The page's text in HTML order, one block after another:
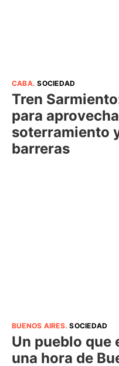
CABA.SOCIEDAD
Tren
para
soterramiento
barreras
BUENOS AIRES.SOCIEDAD
Un pueblo que
una hora de